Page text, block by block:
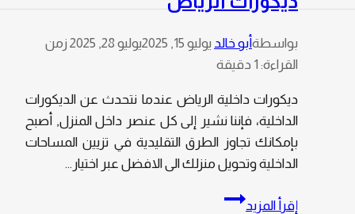
بواسطةأبو خالد يوليو 15, 2025 يوليو 28, 2025
زمن
القراءة: 1 دقيقة
ديكورات داخلية الرياض عندما نتحدث عن الديكورات
الداخلية، فإننا نشير إلى كل عنصر داخل المنزل, أصبح
بإمكانك تجاوز الطرق التقليدية في تزيين المساحات
الداخلية وتحويل منزلك الى الافضل عبر اختيار…
إقرأ المزيد
ديكورات